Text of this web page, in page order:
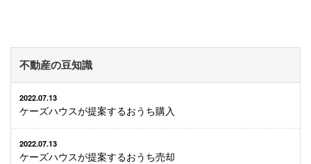
不動産の豆知識
2022.07.13
ケーズハウスが提案するおうち購入
2022.07.13
ケーズハウスが提案するおうち売却